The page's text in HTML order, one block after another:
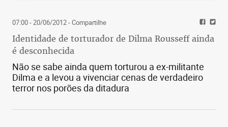
07:00 - 20/06/2012- Compartilhe
Identidade de torturador de Dilma Rousseff ainda
é desconhecida
Não se sabe ainda quem torturou a ex-militante
Dilma e a levou a vivenciar cenas de verdadeiro
terror nos porões da ditadura